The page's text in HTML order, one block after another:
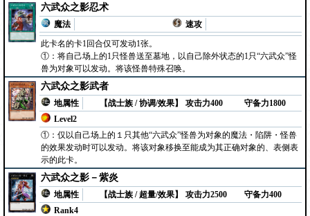
六武众之影忍术
魔法
速攻
此卡名的卡1回合仅可发动1张。
①：将自己场上的1只怪兽送至墓地，以自己除外状态的1只“六武众”怪
兽为对象可以发动。将该怪兽特殊召唤。
六武众之影武者
地属性
【战士族 / 协调/效果】
Level2
攻击力400 守备力1800
①：仅以自己场上的１只其他“六武众”怪兽为对象的魔法・陷阱・怪兽
的效果发动时可以发动。将该对象移换至能成为其正确对象的、表侧表
示的此卡。
六武众之影－紫炎
地属性
【战士族 / 超量/效果】
Rank4
攻击力2500 守备力400